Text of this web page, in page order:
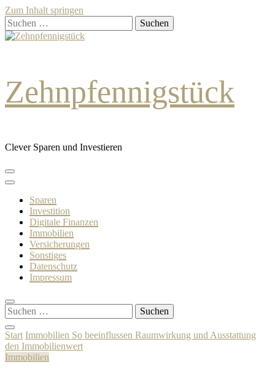
Zum Inhalt springen
Suchen
nach:
Zehnpfennigstück
Clever Sparen und Investieren
Sparen
Investition
Digitale Finanzen
Immobilien
Versicherungen
Sonstiges
Datenschutz
Impressum
Suchen
nach:
Start Immobilien So beeinflussen Raumwirkung und Ausstattung
den Immobilienwert
Immobilien